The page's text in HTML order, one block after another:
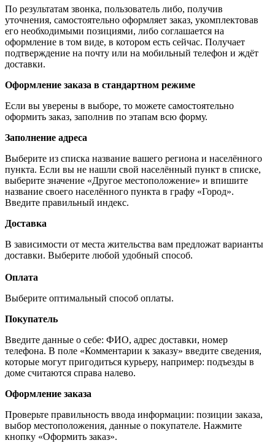
По результатам звонка, пользователь либо, получив
уточнения, самостоятельно оформляет заказ, укомплектовав
его необходимыми позициями, либо соглашается на
оформление в том виде, в котором есть сейчас. Получает
подтверждение на почту или на мобильный телефон и ждёт
доставки.
Оформление заказа в стандартном режиме
Если вы уверены в выборе, то можете самостоятельно
оформить заказ, заполнив по этапам всю форму.
Заполнение адреса
Выберите из списка название вашего региона и населённого
пункта. Если вы не нашли свой населённый пункт в списке,
выберите значение «Другое местоположение» и впишите
название своего населённого пункта в графу «Город».
Введите правильный индекс.
Доставка
В зависимости от места жительства вам предложат варианты
доставки. Выберите любой удобный способ.
Оплата
Выберите оптимальный способ оплаты.
Покупатель
Введите данные о себе: ФИО, адрес доставки, номер
телефона. В поле «Комментарии к заказу» введите сведения,
которые могут пригодиться курьеру, например: подъезды в
доме считаются справа налево.
Оформление заказа
Проверьте правильность ввода информации: позиции заказа,
выбор местоположения, данные о покупателе. Нажмите
кнопку «Оформить заказ».